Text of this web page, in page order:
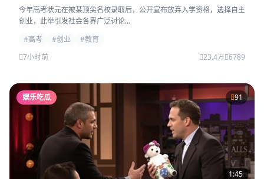
今年高考状元在被某顶尖名校录取后，公开宣布放弃入学资格，选择自主
创业，此举引发社会各界广泛讨论...
#高考
#创业
#教育
7小时前
23.4万 6789
娱乐吃瓜 91
1:45